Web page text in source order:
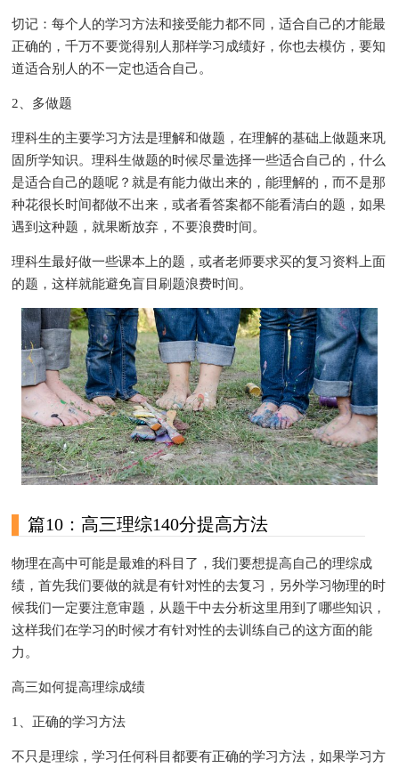
切记：每个人的学习方法和接受能力都不同，适合自己的才能最
正确的，千万不要觉得别人那样学习成绩好，你也去模仿，要知
道适合别人的不一定也适合自己。
2、多做题
理科生的主要学习方法是理解和做题，在理解的基础上做题来巩
固所学知识。理科生做题的时候尽量选择一些适合自己的，什么
是适合自己的题呢？就是有能力做出来的，能理解的，而不是那
种花很长时间都做不出来，或者看答案都不能看清白的题，如果
遇到这种题，就果断放弃，不要浪费时间。
理科生最好做一些课本上的题，或者老师要求买的复习资料上面
的题，这样就能避免盲目刷题浪费时间。
篇10：高三理综140分提高方法
物理在高中可能是最难的科目了，我们要想提高自己的理综成
绩，首先我们要做的就是有针对性的去复习，另外学习物理的时
候我们一定要注意审题，从题干中去分析这里用到了哪些知识，
这样我们在学习的时候才有针对性的去训练自己的这方面的能
力。
高三如何提高理综成绩
1、正确的学习方法
不只是理综，学习任何科目都要有正确的学习方法，如果学习方